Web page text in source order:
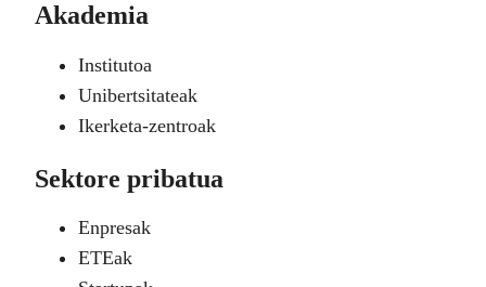
Akademia
Institutoa
Unibertsitateak
Ikerketa-zentroak
Sektore pribatua
Enpresak
ETEak